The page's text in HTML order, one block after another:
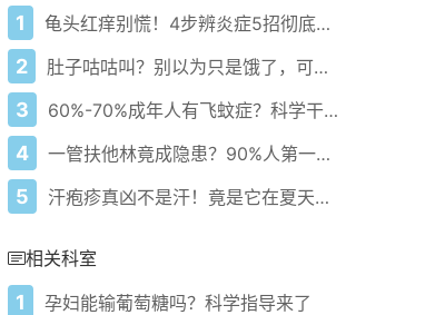
1 龟头红痒别慌！4步辨炎症5招彻底防复发
2 肚子咕咕叫？别以为只是饿了，可能是身体在求救！
3 60%-70%成年人有飞蚊症？科学干预缓解率超70%！
4 一管扶他林竟成隐患？90%人第一步就错了！
5 汗疱疹真凶不是汗！竟是它在夏天偷偷搞鬼？
相关科室
1 孕妇能输葡萄糖吗？科学指导来了